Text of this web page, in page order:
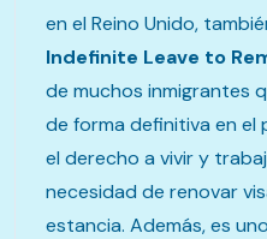
en el Reino Unido,
Indefinite Leave to
de muchos inmigrantes
de forma definitiva en el
el derecho a vivir y
necesidad de renovar
estancia. Además, es